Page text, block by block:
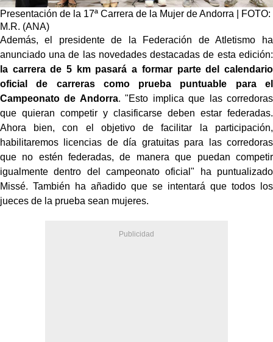
Presentación de la 17ª Carrera de la Mujer de Andorra | FOTO:
M.R. (ANA)
Además, el presidente de la Federación de Atletismo ha
anunciado una de las novedades destacadas de esta edición:
la carrera de 5 km pasará a formar parte del calendario
oficial de carreras como prueba puntuable para el
Campeonato de Andorra. "Esto implica que las corredoras
que quieran competir y clasificarse deben estar federadas.
Ahora bien, con el objetivo de facilitar la participación,
habilitaremos licencias de día gratuitas para las corredoras
que no estén federadas, de manera que puedan competir
igualmente dentro del campeonato oficial" ha puntualizado
Missé. También ha añadido que se intentará que todos los
jueces de la prueba sean mujeres.